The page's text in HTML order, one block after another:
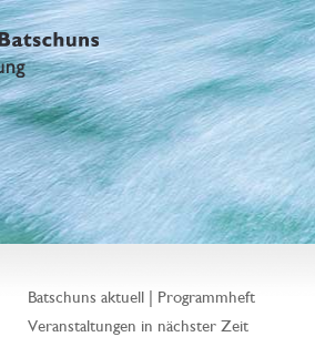
Batschuns aktuell | Programmheft
Veranstaltungen in nächster Zeit